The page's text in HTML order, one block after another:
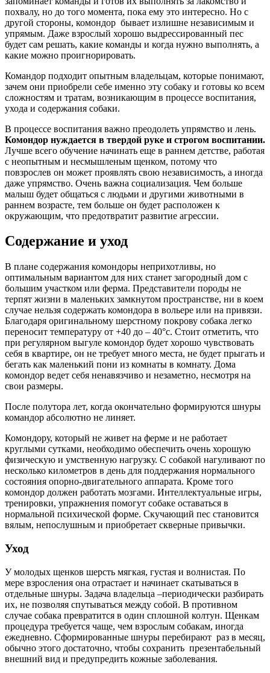
похвалу, но до того момента, пока ему это интересно. Но с
другой стороны, комондор бывает излишне независимым и
упрямым. Даже взрослый хорошо выдрессированный пес
будет сам решать, какие команды и когда нужно выполнять, а
какие можно проигнорировать.
Командор подходит опытным владельцам, которые понимают,
зачем они приобрели себе именно эту собаку и готовы ко всем
сложностям и тратам, возникающим в процессе воспитания,
ухода и содержания собаки.
В процессе воспитания важно преодолеть упрямство и лень.
Комондор нуждается в твердой руке и строгом воспитании.
Лучше всего обучение начинать еще в раннем детстве, работая
с неопытным и несмышленым щенком, потому что
повзрослев он может проявлять свою независимость, а иногда
даже упрямство. Очень важна социализация. Чем больше
малыш будет общаться с людьми и другими животными в
раннем возрасте, тем больше он будет расположен к
окружающим, что предотвратит развитие агрессии.
Содержание и уход
В плане содержания комондоры неприхотливы, но
оптимальным вариантом для них станет загородный дом с
большим участком или ферма. Представители породы не
терпят жизни в маленьких замкнутом пространстве, ни в коем
случае нельзя содержать комондора в вольере или на привязи.
Благодаря оригинальному шерстному покрову собака легко
переносит температуру от +40 до – 40°с. Стоит отметить, что
при регулярном выгуле комондор будет хорошо чувствовать
себя в квартире, он не требует много места, не будет прыгать и
бегать как маленький пони из комнаты в комнату. Дома
комондор ведет себя ненавязчиво и незаметно, несмотря на
свои размеры.
После полутора лет, когда окончательно формируются шнуры
командор абсолютно не линяет.
Комондору, который не живет на ферме и не работает
круглыми сутками, необходимо обеспечить очень хорошую
физическую и умственную нагрузку. С собакой нагуливают по
несколько километров в день для поддержания нормального
состояния опорно-двигательного аппарата. Кроме того
комондор должен работать мозгами. Интеллектуальные игры,
тренировки, упражнения помогут собаке оставаться в
нормальной психической форме. Скучающий пес становится
вялым, непослушным и приобретает скверные привычки.
Уход
У молодых щенков шерсть мягкая, густая и волнистая. По
мере взросления она отрастает и начинает скатываться в
отдельные шнуры. Задача владельца –периодически разбирать
их, не позволяя спутываться между собой. В противном
случае собака превратится в один сплошной колтун. Щенкам
процедура требуется чаще, чем взрослым собакам, иногда
ежедневно. Сформированные шнуры перебирают раз в месяц,
обычно этого достаточно, чтобы сохранить презентабельный
внешний вид и предупредить кожные заболевания.